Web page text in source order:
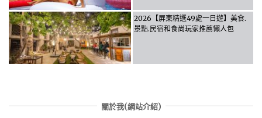
2026【屏東精選49處一日遊】美食.
景點.民宿和食尚玩家推薦懶人包
關於我(網站介紹)